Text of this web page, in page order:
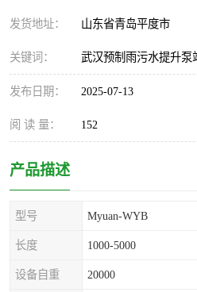
发货地址： 山东省青岛平度市
关键词： 武汉预制雨污水提升泵
发布日期： 2025-07-13
阅 读 量： 152
产品描述
型号 Myuan-WYB
长度 1000-5000
设备自重 20000